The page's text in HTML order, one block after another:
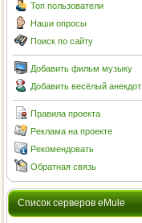
Топ пользователи
Наши опросы
Поиск по сайту
Добавить фильм музыку
Добавить весёлый анекдот
Правила проекта
Реклама на проекте
Рекомендовать
Обратная связь
Cписок серверов eMule